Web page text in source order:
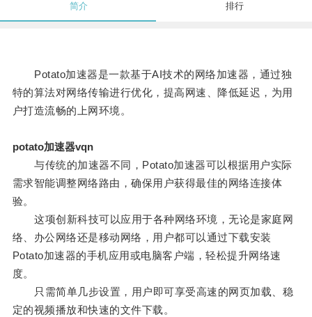
简介 排行
Potato加速器是一款基于AI技术的网络加速器，通过独
特的算法对网络传输进行优化，提高网速、降低延迟，为用
户打造流畅的上网环境。
potato加速器vqn
与传统的加速器不同，Potato加速器可以根据用户实际
需求智能调整网络路由，确保用户获得最佳的网络连接体
验。
这项创新科技可以应用于各种网络环境，无论是家庭网
络、办公网络还是移动网络，用户都可以通过下载安装
Potato加速器的手机应用或电脑客户端，轻松提升网络速
度。
只需简单几步设置，用户即可享受高速的网页加载、稳
定的视频播放和快速的文件下载。